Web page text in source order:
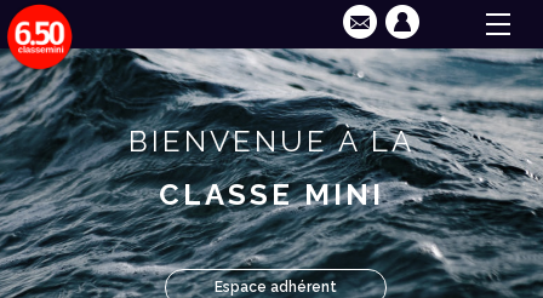
BIENVENUE À LA
CLASSE MINI
Espace adhérent